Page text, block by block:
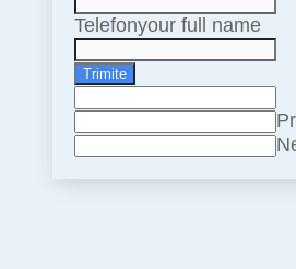
Telefonyour full name
Trimite